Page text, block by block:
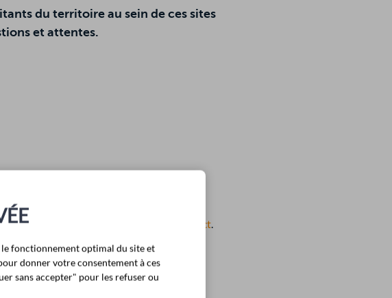
du territoire au sein de ces sites
et attentes.
30 ou à compléter le formulaire de contact.
à consulter notre annuaire :
le fonctionnement optimal du site et
donner votre consentement à ces
sans accepter" pour les refuser ou